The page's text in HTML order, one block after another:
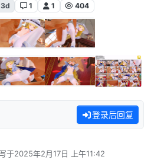
3d 1 1 404
登录后回复
写于2025年2月17日 上午11:42